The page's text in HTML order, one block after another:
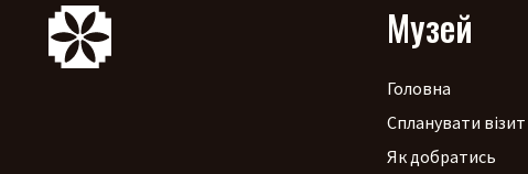
Музей
Головна
Спланувати візит
Як добратись